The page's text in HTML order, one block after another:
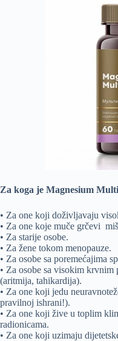
Za koga je Magnesium
• Za one koji doživljavaju
• Za one koje muče grčevi
• Za starije osobe.
• Za žene tokom menopauze.
• Za osobe sa poremećajima
• Za osobe sa visokim krvnim
(aritmija, tahikardija).
• Za one koji jedu
pravilnoj ishrani!).
• Za one koji žive u toplim
radionicama.
• Za one koji uzimaju